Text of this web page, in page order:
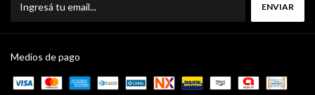
Medios de pago